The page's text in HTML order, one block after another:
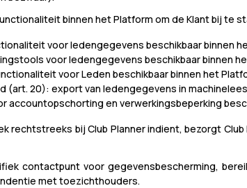
binnen het Platform om de Klant bij te
voor ledengegevens beschikbaar binnen
voor ledengegevens beschikbaar binnen
voor Leden beschikbaar binnen het
20): export van ledengegevens in
accountopschorting en verwerkingsbeperking
rechtstreeks bij Club Planner indient, bezorgt
contactpunt voor gegevensbescherming,
met toezichthouders.